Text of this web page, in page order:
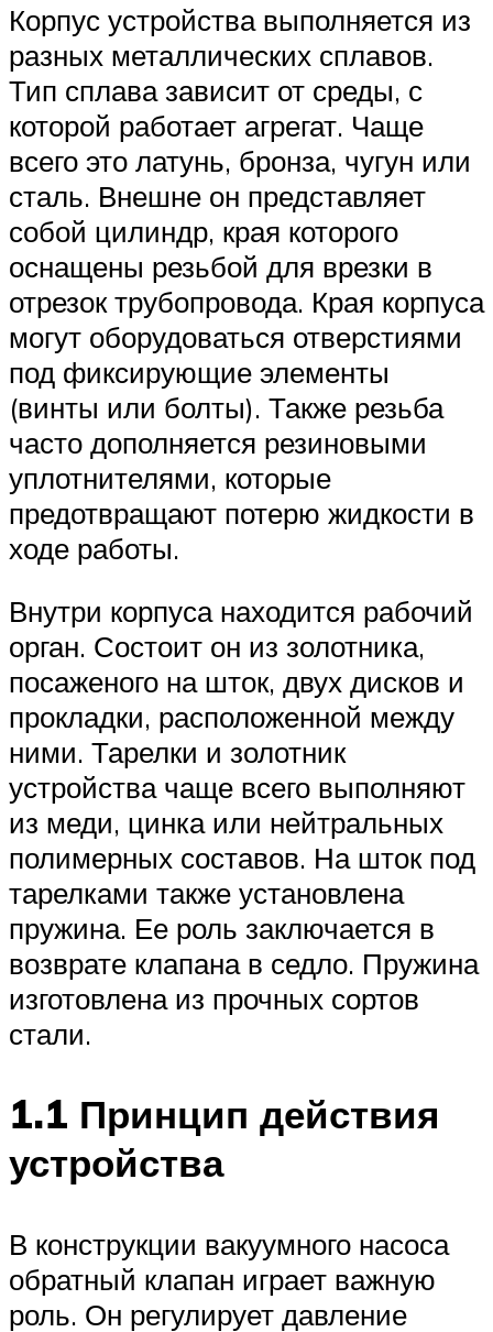
Корпус устройства выполняется из
разных металлических сплавов.
Тип сплава зависит от среды, с
которой работает агрегат. Чаще
всего это латунь, бронза, чугун или
сталь. Внешне он представляет
собой цилиндр, края которого
оснащены резьбой для врезки в
отрезок трубопровода. Края корпуса
могут оборудоваться отверстиями
под фиксирующие элементы
(винты или болты). Также резьба
часто дополняется резиновыми
уплотнителями, которые
предотвращают потерю жидкости в
ходе работы.
Внутри корпуса находится рабочий
орган. Состоит он из золотника,
посаженого на шток, двух дисков и
прокладки, расположенной между
ними. Тарелки и золотник
устройства чаще всего выполняют
из меди, цинка или нейтральных
полимерных составов. На шток под
тарелками также установлена
пружина. Ее роль заключается в
возврате клапана в седло. Пружина
изготовлена из прочных сортов
стали.
1.1 Принцип действия
устройства
В конструкции вакуумного насоса
обратный клапан играет важную
роль. Он регулирует давление